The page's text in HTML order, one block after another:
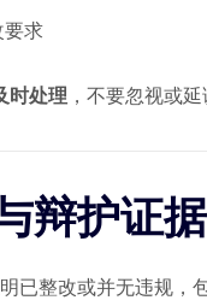
求
时处理 ，不要忽视或
辩护证据
已整改或并无违规，